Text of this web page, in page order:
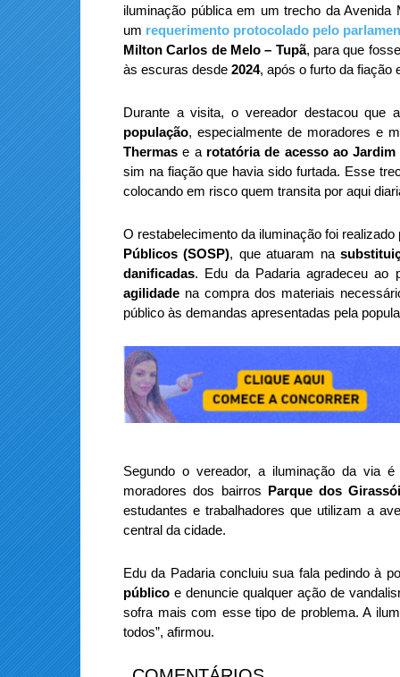
iluminação pública em um trecho da
um requerimento protocolado pelo
Milton Carlos de Melo – Tupã, para que
às escuras desde 2024, após o furto da fiação
Durante a visita, o vereador destacou
população, especialmente de moradores e
Thermas e a rotatória de acesso ao
sim na fiação que havia sido furtada. Esse
colocando em risco quem transita por aqui
O restabelecimento da iluminação foi
Públicos (SOSP), que atuaram na
danificadas. Edu da Padaria agradeceu
agilidade na compra dos materiais
público às demandas apresentadas pela
Segundo o vereador, a iluminação da via
moradores dos bairros Parque dos
estudantes e trabalhadores que utilizam a
central da cidade.
Edu da Padaria concluiu sua fala pedindo à
público e denuncie qualquer ação de
sofra mais com esse tipo de problema. A
todos”, afirmou.